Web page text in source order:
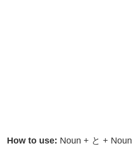
How to use: Noun + と + Noun